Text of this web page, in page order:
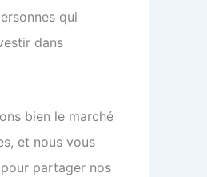
qui
dans
bien le marché
et nous vous
partager nos